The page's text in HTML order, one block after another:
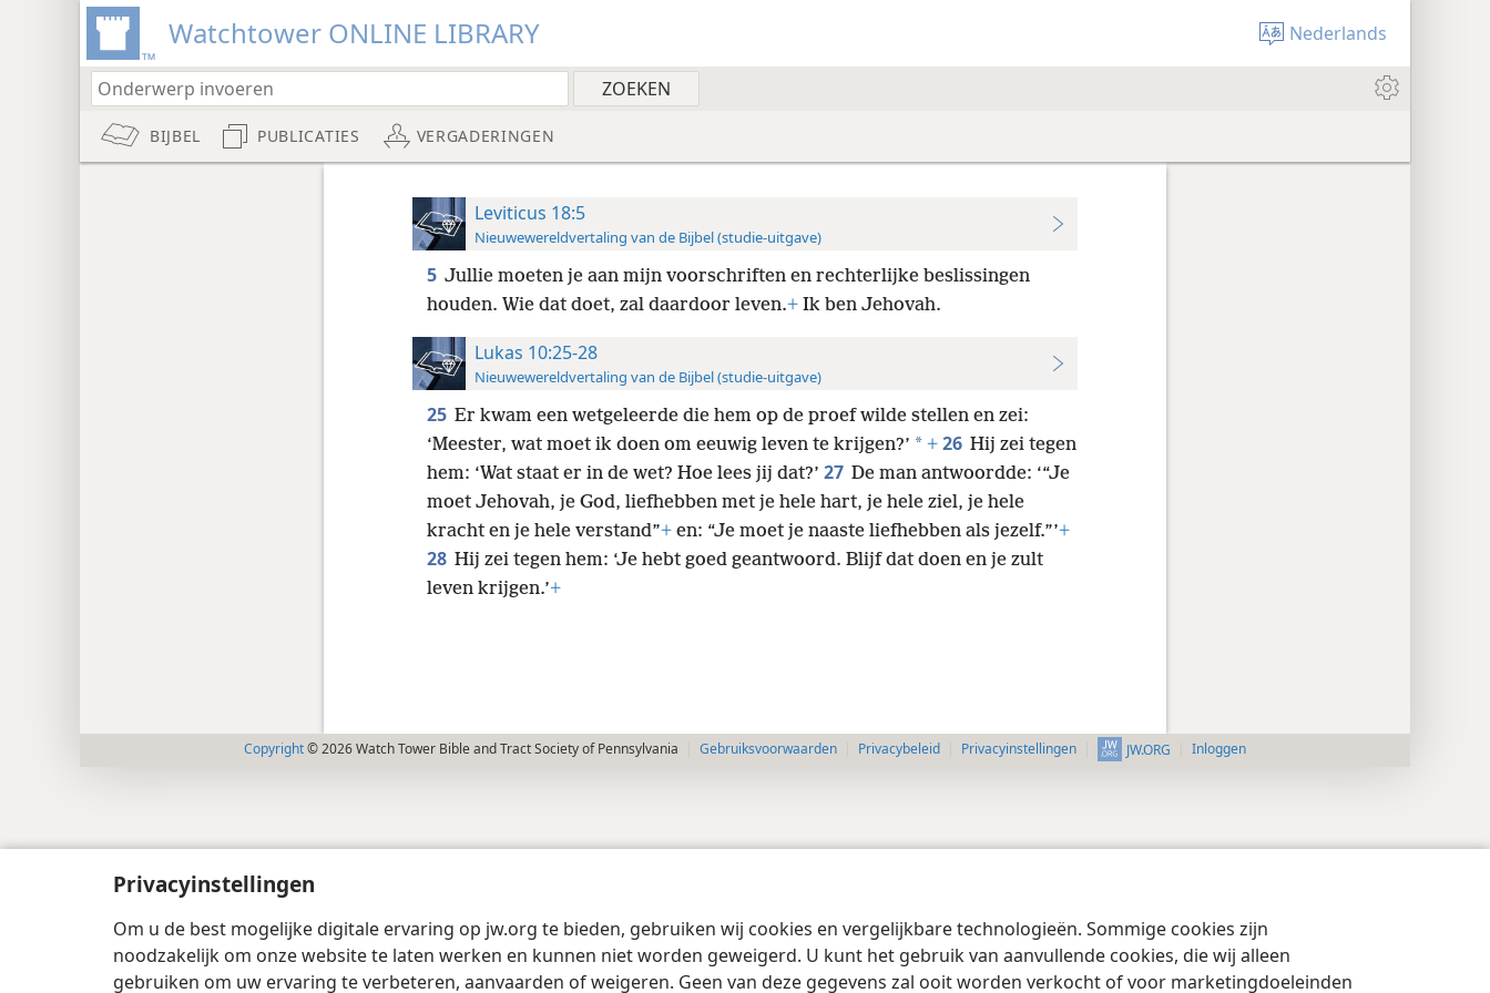
Privacyinstellingen
Om u de best mogelijke digitale ervaring op jw.org te bieden, gebruiken wij cookies en vergelijkbare technologieën. Sommige cookies zijn
noodzakelijk om onze website te laten werken en kunnen niet worden geweigerd. U kunt het gebruik van aanvullende cookies, die wij alleen
gebruiken om uw ervaring te verbeteren, aanvaarden of weigeren. Geen van deze gegevens zal ooit worden verkocht of voor marketingdoeleinden
Watchtower ONLINE LIBRARY Nederlands
BIJBEL PUBLICATIES VERGADERINGEN
Leviticus 18:5
Nieuwewereldvertaling van de Bijbel (studie-uitgave)
5 Jullie moeten je aan mijn voorschriften en rechterlijke beslissingen
houden. Wie dat doet, zal daardoor leven.+Ik ben Jehovah.
Lukas 10:25-28
Nieuwewereldvertaling van de Bijbel (studie-uitgave)
25 Er kwam een wetgeleerde die hem op de proef wilde stellen en zei:
‘Meester, wat moet ik doen om eeuwig leven te krijgen?’ * + 26 Hij zei tegen
hem: ‘Wat staat er in de wet? Hoe lees jij dat?’ 27 De man antwoordde: ‘“Je
moet Jehovah, je God, liefhebben met je hele hart, je hele ziel, je hele
kracht en je hele verstand”+en: “Je moet je naaste liefhebben als jezelf.”’+
28 Hij zei tegen hem: ‘Je hebt goed geantwoord. Blijf dat doen en je zult
leven krijgen.’+
Copyright© 2026 Watch Tower Bible and Tract Society of Pennsylvania Gebruiksvoorwaarden Privacybeleid Privacyinstellingen JW.ORG Inloggen